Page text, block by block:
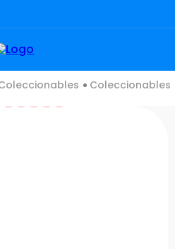
Figuras Coleccionables